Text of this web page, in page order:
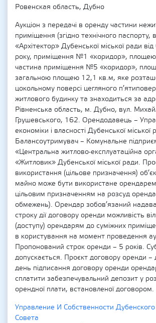
Ровенская область, Дубно
Аукціон з передачі в оренду частини
приміщення (згідно технічного паспорту,
«Архітектор» Дубенської міської ради
року, приміщення №1 «коридор»,
частина приміщення №5 «коридор»,
загальною площею 12,1 кв.м, яке
цокольному поверсі цегляного
житлового будинку та знаходиться за
Рівненська область, м. Дубно, вул.
Грушевського, 162. Орендодавець –
економіки і власності Дубенської міської
Балансоутримувач – Комунальне
«Центральна житлово-експлуатаційна
«Житловик» Дубенської міської ради.
використання (цільове призначення)
майно може бути використане
цільовим призначенням на розсуд
обмежень). Орендар зобов’язаний
строку дії договору оренди можливість
(доступу) орендарям до суміжних
в користування на момент проведення
Пропонований строк оренди – 5 років.
допускається. Проєкт договору оренди –
день підписання договору оренди
сплатити забезпечувальний депозит у
орендної плати, встановленої договором.
Управление И Собственности Дубенского
Совета